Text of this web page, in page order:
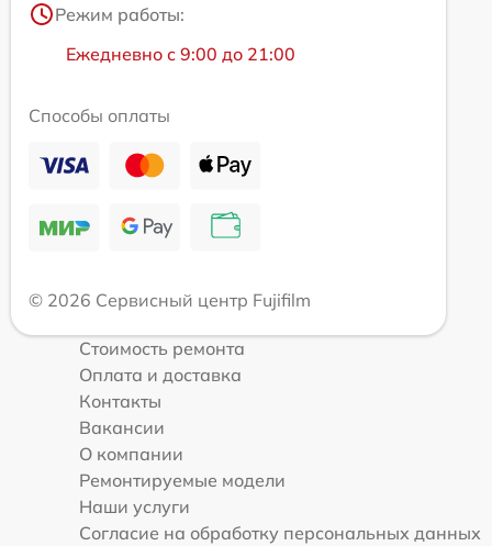
Режим работы:
Ежедневно с 9:00 до 21:00
Способы оплаты
© 2026 Сервисный центр Fujifilm
Стоимость ремонта
Оплата и доставка
Контакты
Вакансии
О компании
Ремонтируемые модели
Наши услуги
Согласие на обработку персональных данных